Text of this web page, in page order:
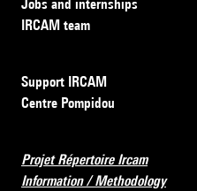
Jobs and internships
IRCAM team
Support IRCAM
Centre Pompidou
Projet Répertoire Ircam
Information / Methodology